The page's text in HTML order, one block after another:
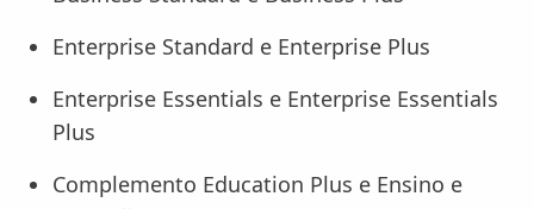
Enterprise Standard e Enterprise Plus
Enterprise Essentials e Enterprise Essentials
Plus
Complemento Education Plus e Ensino e